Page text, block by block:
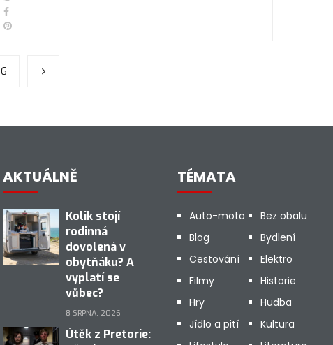
6
AKTUÁLNĚ
Kolik stojí
rodinná
dovolená v
obytňáku? A
vyplatí se
vůbec?
8 SRPNA, 2026
Útěk z Pretorie:
TÉMATA
Auto-moto
Bez obalu
Blog
Bydlení
Cestování
Elektro
Filmy
Historie
Hry
Hudba
Jídlo a pití
Kultura